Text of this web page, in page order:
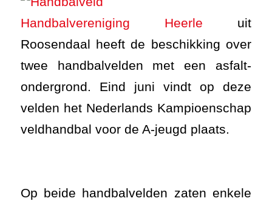
Handbalvereniging Heerle uit
Roosendaal heeft de beschikking over
twee handbalvelden met een asfalt-
ondergrond. Eind juni vindt op deze
velden het Nederlands Kampioenschap
veldhandbal voor de A-jeugd plaats.
Op beide handbalvelden zaten enkele